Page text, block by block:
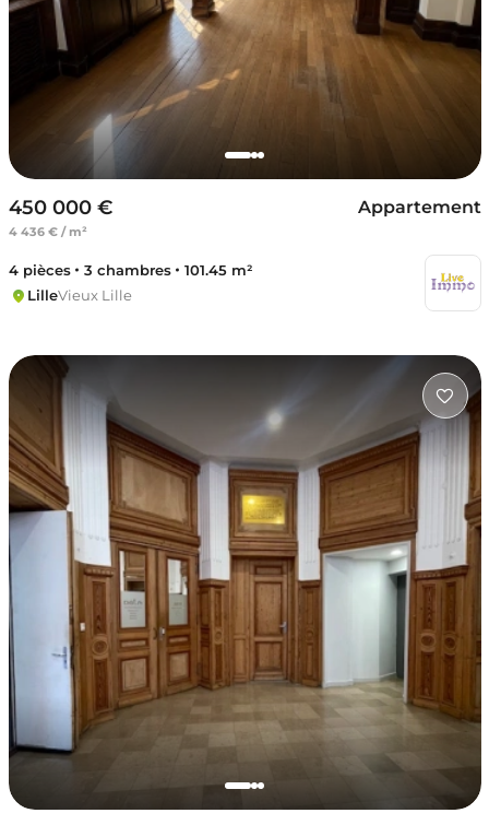
450 000 €
4 436 € / m²
Appartement
4 pièces 3 chambres
101.45 m²
LilleVieux Lille